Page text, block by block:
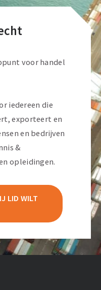
voor handel
iedereen die
exporteert en
en bedrijven
&
opleidingen.
LID WILT